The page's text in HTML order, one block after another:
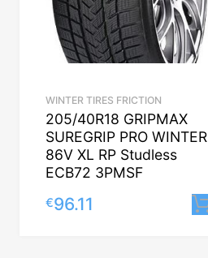
Lisa korvi
WINTER TIRES FRICTION
205/40R18 GRIPMAX
SUREGRIP PRO WINTER
86V XL RP Studless
ECB72 3PMSF
€96.11